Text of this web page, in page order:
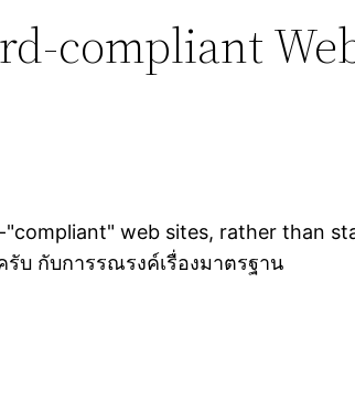
compliant
web sites, rather than
บ กับการรณรงค์เรื่องมาตรฐาน